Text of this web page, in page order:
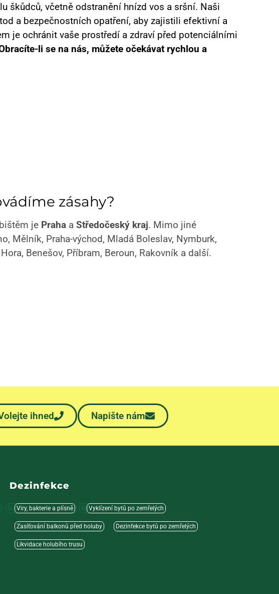
škůdců, včetně odstranění hnízd vos a sršní. Naši
a bezpečnostních opatření, aby zajistili efektivní a
je ochránit vaše prostředí a zdraví před potenciálními
li se na nás, můžete očekávat rychlou a
zásahy?
je Praha a Středočeský kraj. Mimo jiné
Mělník, Praha-východ, Mladá Boleslav, Nymburk,
Benešov, Příbram, Beroun, Rakovník a další.
ihned Napište nám
Švábi a cvrčci Mravenci Blechy
Dezinfekce
Viry, bakterie a plísně Vyklízení bytů po zemřelých
Zasíťování balkonů před holuby Dezinfekce bytů po zemřelých
Likvidace holubího trusu